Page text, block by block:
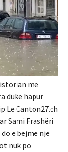
me
duke hapur
Le Canton27.ch
Sami Frashëri
e bëjme një
nuk po